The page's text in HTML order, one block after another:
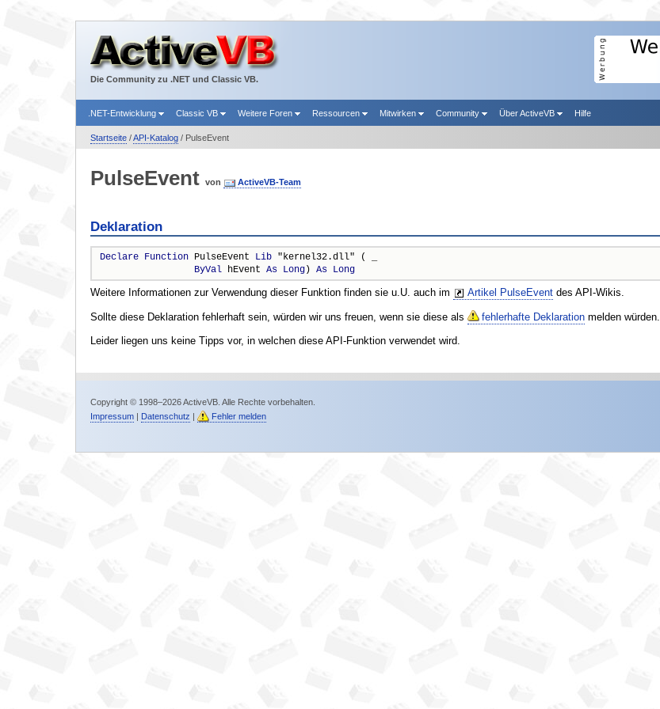
Die Community zu .NET und Classic VB.
.NET-Entwicklung Classic VB Weitere Foren Ressourcen Mitwirken Community Über ActiveVB Hilfe
Startseite/API-Katalog/ PulseEvent
PulseEvent von ActiveVB-Team
Deklaration
Declare Function PulseEvent Lib "kernel32.dll" ( _
ByVal hEvent As Long) As Long
Weitere Informationen zur Verwendung dieser Funktion finden sie u.U. auch im Artikel PulseEventdes API-Wikis.
Sollte diese Deklaration fehlerhaft sein, würden wir uns freuen, wenn sie diese als fehlerhafte Deklarationmelden würden.
Leider liegen uns keine Tipps vor, in welchen diese API-Funktion verwendet wird.
Copyright © 1998–2026 ActiveVB. Alle Rechte vorbehalten.
Impressum| Datenschutz Fehler melden